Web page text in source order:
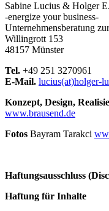
Sabine Lucius & Holger
-energize your business-
Unternehmensberatung
Willingrott 153
48157 Münster
Tel. +49 251 3270961
E-Mail. lucius(at)holger-
Konzept, Design,
www.brausend.de
Fotos Bayram Tarakci
Haftungsausschluss
Haftung für Inhalte